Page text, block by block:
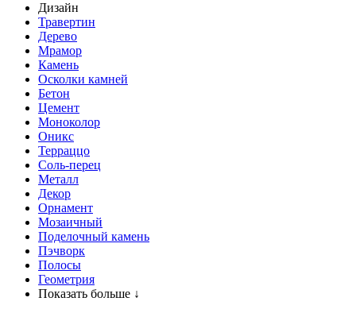
Дизайн
Травертин
Дерево
Мрамор
Камень
Осколки камней
Бетон
Цемент
Моноколор
Оникс
Терраццо
Соль-перец
Металл
Декор
Орнамент
Мозаичный
Поделочный камень
Пэчворк
Полосы
Геометрия
Показать больше ↓